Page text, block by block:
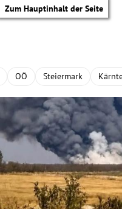
Zum Hauptinhalt der Seite
OÖ Steiermark